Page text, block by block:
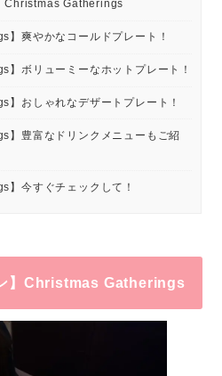
Christmas Gatherings
爽やかなコールドプレート！
ボリューミーなホットプレート！
おしゃれなデザートプレート！
】豊富なドリンクメニューもご紹
今すぐチェックして！
】Christmas Gatherings